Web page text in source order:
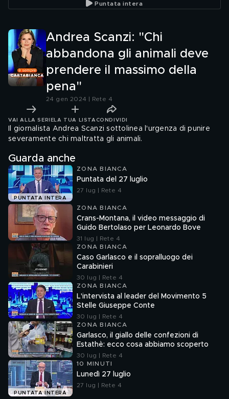
Puntata intera
Andrea Scanzi: "Chi
abbandona gli animali deve
prendere il massimo della
pena"
24 gen 2024 | Rete 4
VAI ALLA SERIE LA TUA LISTA CONDIVIDI
Il giornalista Andrea Scanzi sottolinea l'urgenza di punire
severamente chi maltratta gli animali.
Guarda anche
PUNTATA INTERA
ZONA BIANCA
Puntata del 27 luglio
27 lug | Rete 4
ZONA BIANCA
Crans-Montana, il video messaggio di
Guido Bertolaso per Leonardo Bove
31 lug | Rete 4
ZONA BIANCA
Caso Garlasco e il sopralluogo dei
Carabinieri
30 lug | Rete 4
ZONA BIANCA
L'intervista al leader del Movimento 5
Stelle Giuseppe Conte
30 lug | Rete 4
ZONA BIANCA
Garlasco, il giallo delle confezioni di
Estathè: ecco cosa abbiamo scoperto
30 lug | Rete 4
PUNTATA INTERA
10 MINUTI
Lunedì 27 luglio
27 lug | Rete 4